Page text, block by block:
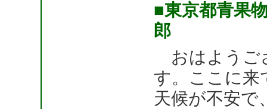
■東京都青果
郎
おはようご
す。ここに来
天候が不安で